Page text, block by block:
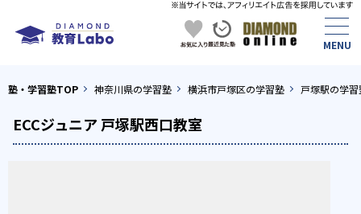
塾・学習塾TOP 神奈川県の学習塾 横浜市戸塚区の学習塾 戸塚駅の学習
ECCジュニア 戸塚駅西口教室